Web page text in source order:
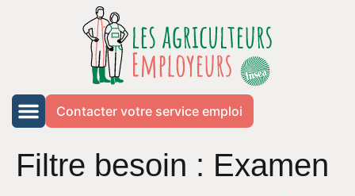
Contacter votre service emploi
Filtre besoin : Examen